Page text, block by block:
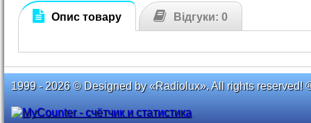
Опис товару Відгуки: 0
1999 - 2026 © Designed by «Radiolux». All rights reserved!